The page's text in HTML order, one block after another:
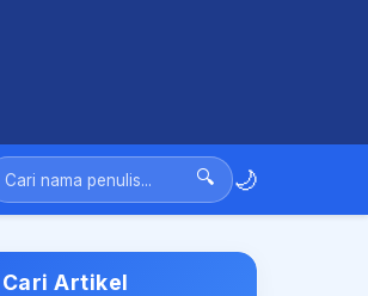
🔍 🌙
Cari Artikel